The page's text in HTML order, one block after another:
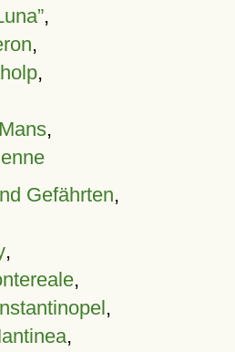
,
,
,
,
Gefährten,
,
,
,
,